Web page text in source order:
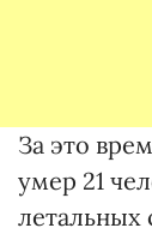
За это
умер 21
летальных